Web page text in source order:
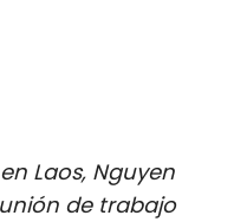
AMBIENTE
Laos, Nguyen
de trabajo